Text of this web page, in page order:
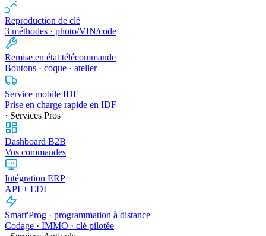
Reproduction de clé
3 méthodes · photo/VIN/code
Remise en état télécommande
Boutons · coque · atelier
Service mobile IDF
Prise en charge rapide en IDF
· Services Pros
Dashboard B2B
Vos commandes
Intégration ERP
API + EDI
Smart'Prog · programmation à distance
Codage · IMMO · clé pilotée